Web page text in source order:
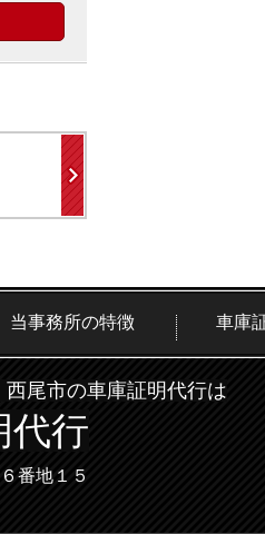
当事務所の特徴 車庫
尾市の車庫証明代行は
代行
番地１５